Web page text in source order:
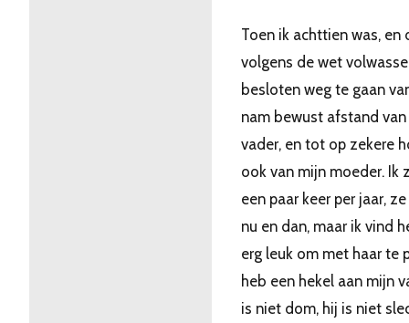
Toen ik achttien was, en
volgens de wet
besloten weg te gaan
nam bewust afstand
vader, en tot op zekere
ook van mijn moeder. Ik
een paar keer per jaar,
nu en dan, maar ik vind
erg leuk om met haar te
heb een hekel aan mijn
is niet dom, hij is niet